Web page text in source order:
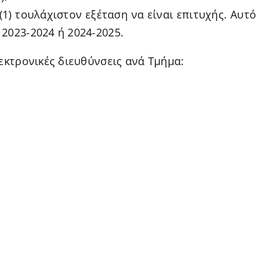
εξέταση να είναι επιτυχής. Αυτό
2024 ή 2024-2025.
διευθύνσεις ανά Τμήμα: